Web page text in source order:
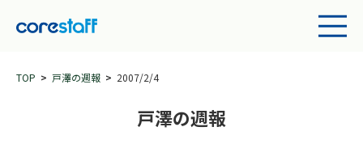
TOP 戸澤の週報 2007/2/4
戸澤の週報